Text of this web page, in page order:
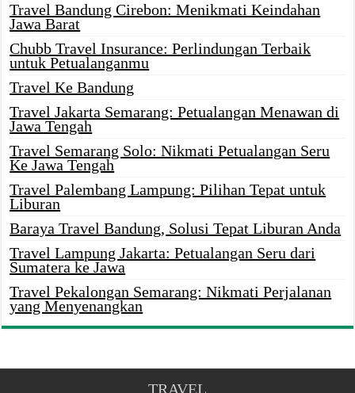
Travel Bandung Cirebon: Menikmati Keindahan
Jawa Barat
Chubb Travel Insurance: Perlindungan Terbaik
untuk Petualanganmu
Travel Ke Bandung
Travel Jakarta Semarang: Petualangan Menawan di
Jawa Tengah
Travel Semarang Solo: Nikmati Petualangan Seru
Ke Jawa Tengah
Travel Palembang Lampung: Pilihan Tepat untuk
Liburan
Baraya Travel Bandung, Solusi Tepat Liburan Anda
Travel Lampung Jakarta: Petualangan Seru dari
Sumatera ke Jawa
Travel Pekalongan Semarang: Nikmati Perjalanan
yang Menyenangkan
TRAVEL